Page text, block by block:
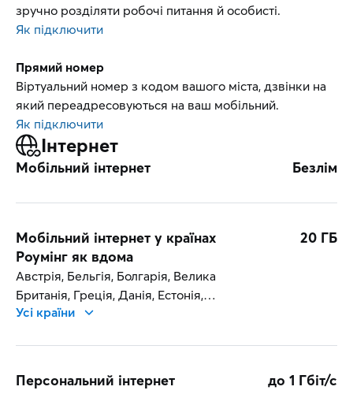
зручно розділяти робочі питання й особисті.
Як підключити
Прямий номер
Віртуальний номер з кодом вашого міста, дзвінки на
який переадресовуються на ваш мобільний.
Як підключити
Інтернет
Мобільний інтернет Безлім
Мобільний інтернет у країнах
Роумінг як вдома
20 ГБ
Австрія, Бельгія, Болгарія, Велика
Британія, Греція, Данія, Естонія,
Ірландія, Ісландія, Іспанія, Італія, Кіпр,
Польща, Португалія, Румунія,
Усі країни
Персональний інтернет до 1 Гбіт/с